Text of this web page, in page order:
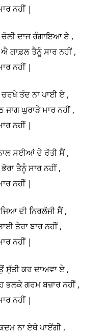
ਨਹੀਂ |
ਦਾਜ ਰੰਗਾਇਆ ਏ ,
ਤੈਨੂੰ ਸਾਰ ਨਹੀਂ ,
ਨਹੀਂ |
ਤੰਦ ਨਾ ਪਾਈ ਏ ,
ਘੁਰਾੜੇ ਮਾਰ ਨਹੀਂ ,
ਨਹੀਂ |
ਸਈਆਂ ਦੇ ਰੱਤੀ ਸੈਂ ,
ਤੈਨੂੰ ਸਾਰ ਨਹੀਂ ,
ਨਹੀਂ |
ਦੀ ਨਿਰਲੱਜੀ ਸੈਂ ,
ਤੇਰਾ ਬਾਰ ਨਹੀਂ ,
ਨਹੀਂ |
ਸੁੱਤੀ ਕਰ ਦਾਅਵਾ ਏ ,
ਭਲਕੇ ਗਰਮ ਬਜ਼ਾਰ ਨਹੀਂ ,
ਨਹੀਂ |
ਨਾ ਏਥੇ ਪਾਏਂਗੀ ,